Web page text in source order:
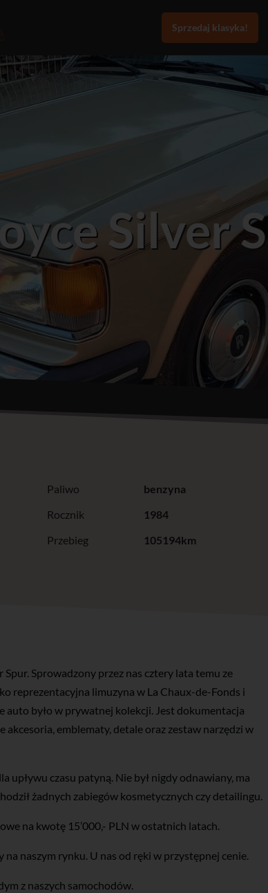
Sprzedaj klasyka!
Silver
Paliwo
benzyna
Rocznik
1984
Przebieg
105194km
Sprowadzony przez nas cztery lata temu ze
reprezentacyjna limuzyna w La Chaux-de-Fonds i
auto było w prywatnej kolekcji. Jest dokumentacja
emblematy, detale oraz zestaw narzędzi w
upływu czasu patyną. Nie był nigdy odnawiany, ma
żadnych zabiegów kosmetycznych czy detailingu.
na kwotę 15’000,- PLN w ostatnich latach.
naszym rynku. U nas od ręki w przystępnej cenie.
z naszych samochodów.